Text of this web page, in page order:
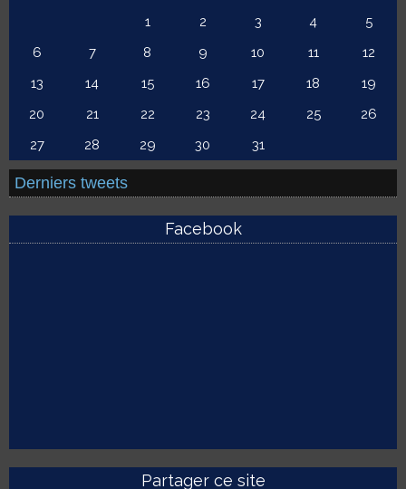
1
2 3 4
5
6
7 8 9 10 11
12
13
14 15 16 17 18
19
20
21 22 23 24 25
26
27
28 29 30 31
Derniers tweets
Facebook
Partager ce site